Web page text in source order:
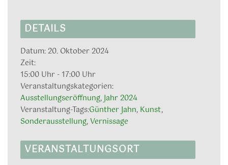
DETAILS
Datum: 20. Oktober 2024
Zeit:
15:00 Uhr - 17:00 Uhr
Veranstaltungskategorien:
Ausstellungseröffnung, Jahr 2024
Veranstaltung-Tags:Günther Jahn, Kunst,
Sonderausstellung, Vernissage
VERANSTALTUNGSORT